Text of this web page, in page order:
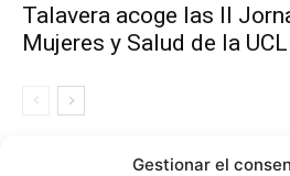
Gestionar el
Talavera acoge las II
Mujeres y Salud de la